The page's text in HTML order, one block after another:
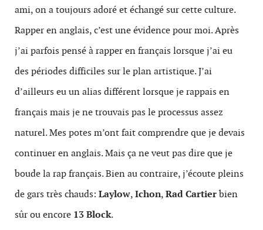
ami, on a toujours adoré et échangé sur cette culture.
Rapper en anglais, c’est une évidence pour moi. Après
j’ai parfois pensé à rapper en français lorsque j’ai eu
des périodes difficiles sur le plan artistique. J’ai
d’ailleurs eu un alias différent lorsque je rappais en
français mais je ne trouvais pas le processus assez
naturel. Mes potes m’ont fait comprendre que je devais
continuer en anglais. Mais ça ne veut pas dire que je
boude la rap français. Bien au contraire, j’écoute pleins
de gars très chauds: Laylow,Ichon,Rad Cartierbien
sûr ou encore 13 Block.